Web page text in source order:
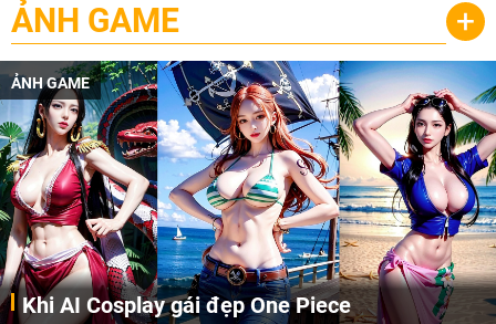
ẢNH GAME +
ẢNH GAME
Khi AI Cosplay gái đẹp One Piece